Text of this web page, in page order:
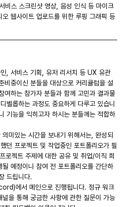
비스 스크린샷 영상, 음성 인식 등 마이크
오 웹사이트 업로드를 위한 루핑 그래픽 등
, 서비스 기획, 유저 리서치 등 UX 유관
비중이신 분들을 대상으로 커리큘럼을 설
여하는 참가자 분들과 함께 고민과 결과물
벨롭하는 과정도 중요하게 다루고 있습니
기능을 익히고자 하시는 분들께는 적합하
미있는 시간을 보내기 위해서는, 완성되
던 프로젝트 및 작업중인 포트폴리오가 필
로젝트 주제에 대한 공유 및 취업/이직 희
예정이니 참여 전 포트폴리오를 간단하
드립니다.
에서 메인으로 진행됩니다. 정규 워크
을 통해 궁금한 사항에 관한 질문이 가능